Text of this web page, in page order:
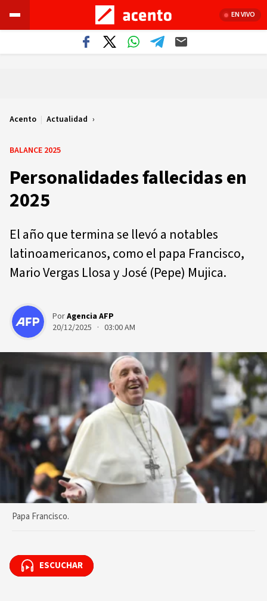
EN VIVO
Acento | Actualidad
BALANCE 2025
Personalidades fallecidas en
2025
El año que termina se llevó a notables
latinoamericanos, como el papa Francisco,
Mario Vergas Llosa y José (Pepe) Mujica.
PorAgencia AFP
20/12/2025 · 03:00 AM
Papa Francisco.
ESCUCHAR
ESCUCHAR